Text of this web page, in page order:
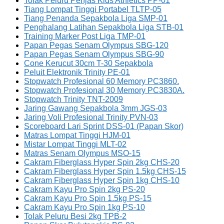
Tiang Lompat Tinggi Portabel TLTP-05
Tiang Penanda Sepakbola Liga SMP-01
Penghalang Latihan Sepakbola Liga STB-01
Training Marker Post Liga TMP-01
Papan Pegas Senam Olympus SBG-120
Papan Pegas Senam Olympus SBG-90
Cone Kerucut 30cm T-30 Sepakbola
Peluit Elektronik Trinity PE-01
Stopwatch Profesional 60 Memory PC3860.
Stopwatch Profesional 30 Memory PC3830A.
Stopwatch Trinity TNT-2009
Jaring Gawang Sepakbola 3mm JGS-03
Jaring Voli Profesional Trinity PVN-03
Scoreboard Lari Sprint DSS-01 (Papan Skor)
Matras Lompat Tinggi HJM-01
Mistar Lompat Tinggi MLT-02
Matras Senam Olympus MSO-15
Cakram Fiberglass Hyper Spin 2kg CHS-20
Cakram Fiberglass Hyper Spin 1.5kg CHS-15
Cakram Fiberglass Hyper Spin 1kg CHS-10
Cakram Kayu Pro Spin 2kg PS-20
Cakram Kayu Pro Spin 1.5kg PS-15
Cakram Kayu Pro Spin 1kg PS-10
Tolak Peluru Besi 2kg TPB-2